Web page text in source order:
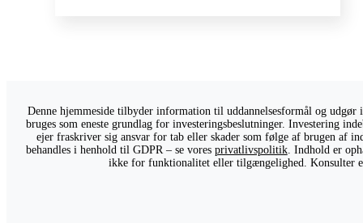
Denne hjemmeside tilbyder information til uddannelsesformål og
bruges som eneste grundlag for investeringsbeslutninger. Investering
ejer fraskriver sig ansvar for tab eller skader som følge af brugen af
behandles i henhold til GDPR – se vores privatlivspolitik. Indhold er
ikke for funktionalitet eller tilgængelighed. Konsulter